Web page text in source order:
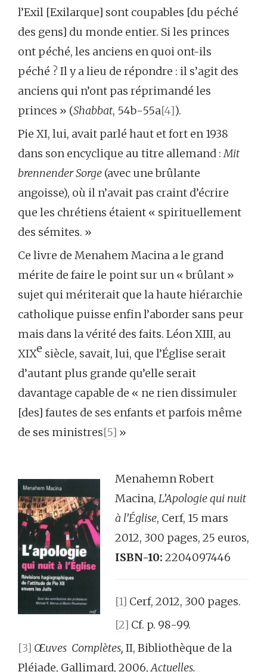
l’Exil [Exilarque] sont coupables [du péché
des gens] du monde entier. Si les princes
ont péché, les anciens en quoi ont-ils
péché ? Il y a lieu de répondre : il s’agit des
anciens qui n’ont pas réprimandé les
princes » (Shabbat, 54b-55a[4]).
Pie XI, lui, avait parlé haut et fort en 1938
dans son encyclique au titre allemand :Mit
brennender Sorge (avec une brûlante
angoisse), où il n’avait pas craint d’écrire
que les chrétiens étaient « spirituellement
des sémites. »
Ce livre de Menahem Macina a le grand
mérite de faire le point sur un « brûlant »
sujet qui mériterait que la haute hiérarchie
catholique puisse enfin l’aborder sans peur
mais dans la vérité des faits. Léon XIII, au
XIXe siècle, savait, lui, que l’Église serait
d’autant plus grande qu’elle serait
davantage capable de « ne rien dissimuler
[des] fautes de ses enfants et parfois même
de ses ministres[5] »
Menahemn Robert
Macina, L’Apologie qui nuit
à l’Église, Cerf, 15 mars
2012, 300 pages, 25 euros,
ISBN-10: 2204097446
[1] Cerf, 2012, 300 pages.
[2] Cf. p. 98-99.
[3] Œuves Complètes, II, Bibliothèque de la
Pléiade, Gallimard, 2006,Actuelles.